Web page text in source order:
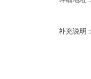
补充说明：